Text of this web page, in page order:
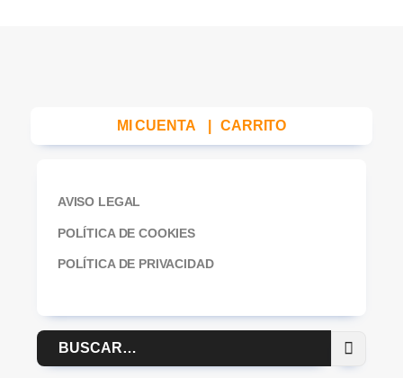
MI CUENTA CARRITO
AVISO LEGAL
POLÍTICA DE COOKIES
POLÍTICA DE PRIVACIDAD
Buscar
por: